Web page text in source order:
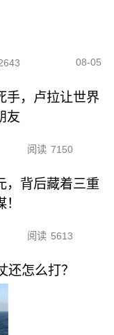
08-05
手，卢拉让世界
友
阅读 7150
，背后藏着三重
阅读 5613
还怎么打？